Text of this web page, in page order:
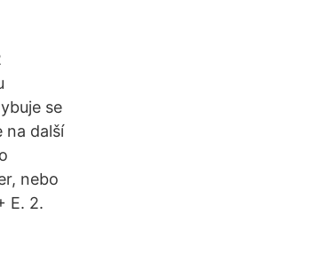
se
na další
nebo
E. 2.